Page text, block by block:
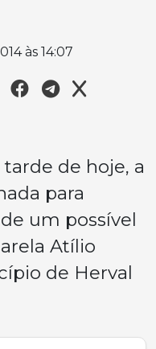
às 14:07
tarde de hoje, a
para
um possível
Atílio
de Herval